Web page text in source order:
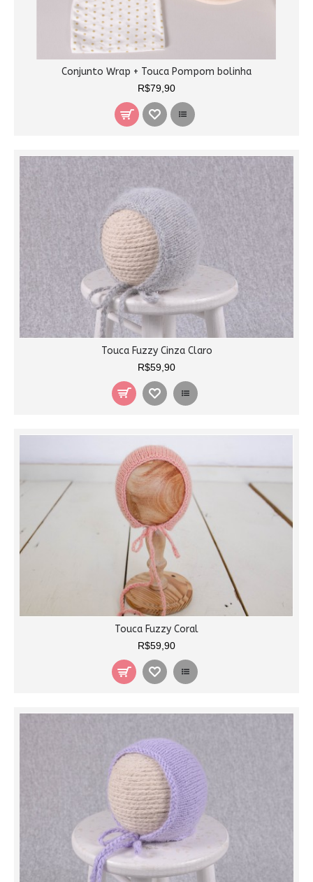
Conjunto Wrap + Touca Pompom bolinha
R$79,90
Touca Fuzzy Cinza Claro
R$59,90
Touca Fuzzy Coral
R$59,90